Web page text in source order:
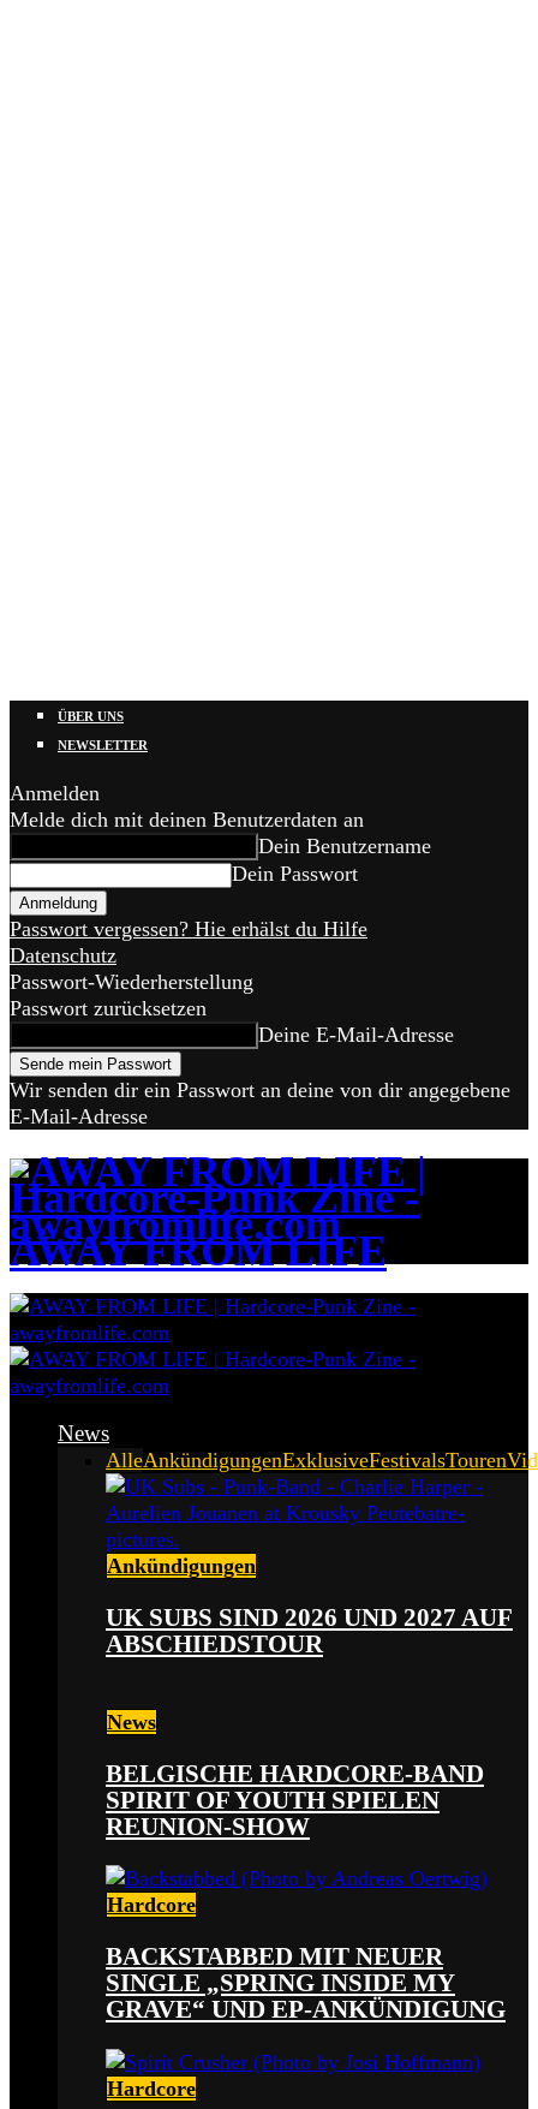
ÜBER UNS
NEWSLETTER
Anmelden
Melde dich mit deinen Benutzerdaten an
Dein Benutzername
Dein Passwort
Passwort vergessen? Hie erhälst du Hilfe
Datenschutz
Passwort-Wiederherstellung
Passwort zurücksetzen
Deine E-Mail-Adresse
Wir senden dir ein Passwort an deine von dir angegebene
E-Mail-Adresse
AWAY FROM LIFE
News
AlleAnkündigungenExklusiveFestivalsTouren
Ankündigungen
UK SUBS SIND 2026 UND 2027 AUF
ABSCHIEDSTOUR
News
BELGISCHE HARDCORE-BAND
SPIRIT OF YOUTH SPIELEN
REUNION-SHOW
Hardcore
BACKSTABBED MIT NEUER
SINGLE „SPRING INSIDE MY
GRAVE“ UND EP-ANKÜNDIGUNG
Hardcore